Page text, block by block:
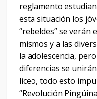
reglamento
esta situación los
“rebeldes” se
mismos y a las
la adolescencia,
diferencias se
liceo, todo esto
“Revolución